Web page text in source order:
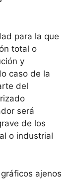
para la que
total o
y
caso de la
del
será
de los
o industrial
ajenos